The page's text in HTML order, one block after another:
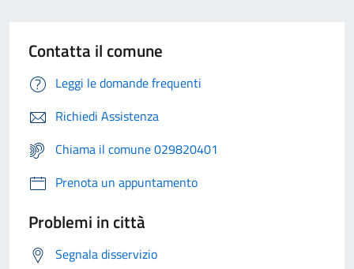
Contatta il comune
Leggi le domande frequenti
Richiedi Assistenza
Chiama il comune 029820401
Prenota un appuntamento
Problemi in città
Segnala disservizio